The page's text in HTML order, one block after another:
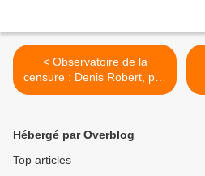
< Observatoire de la
censure : Denis Robert, prix
Tartuffe 2011
Hébergé par Overblog
Top articles